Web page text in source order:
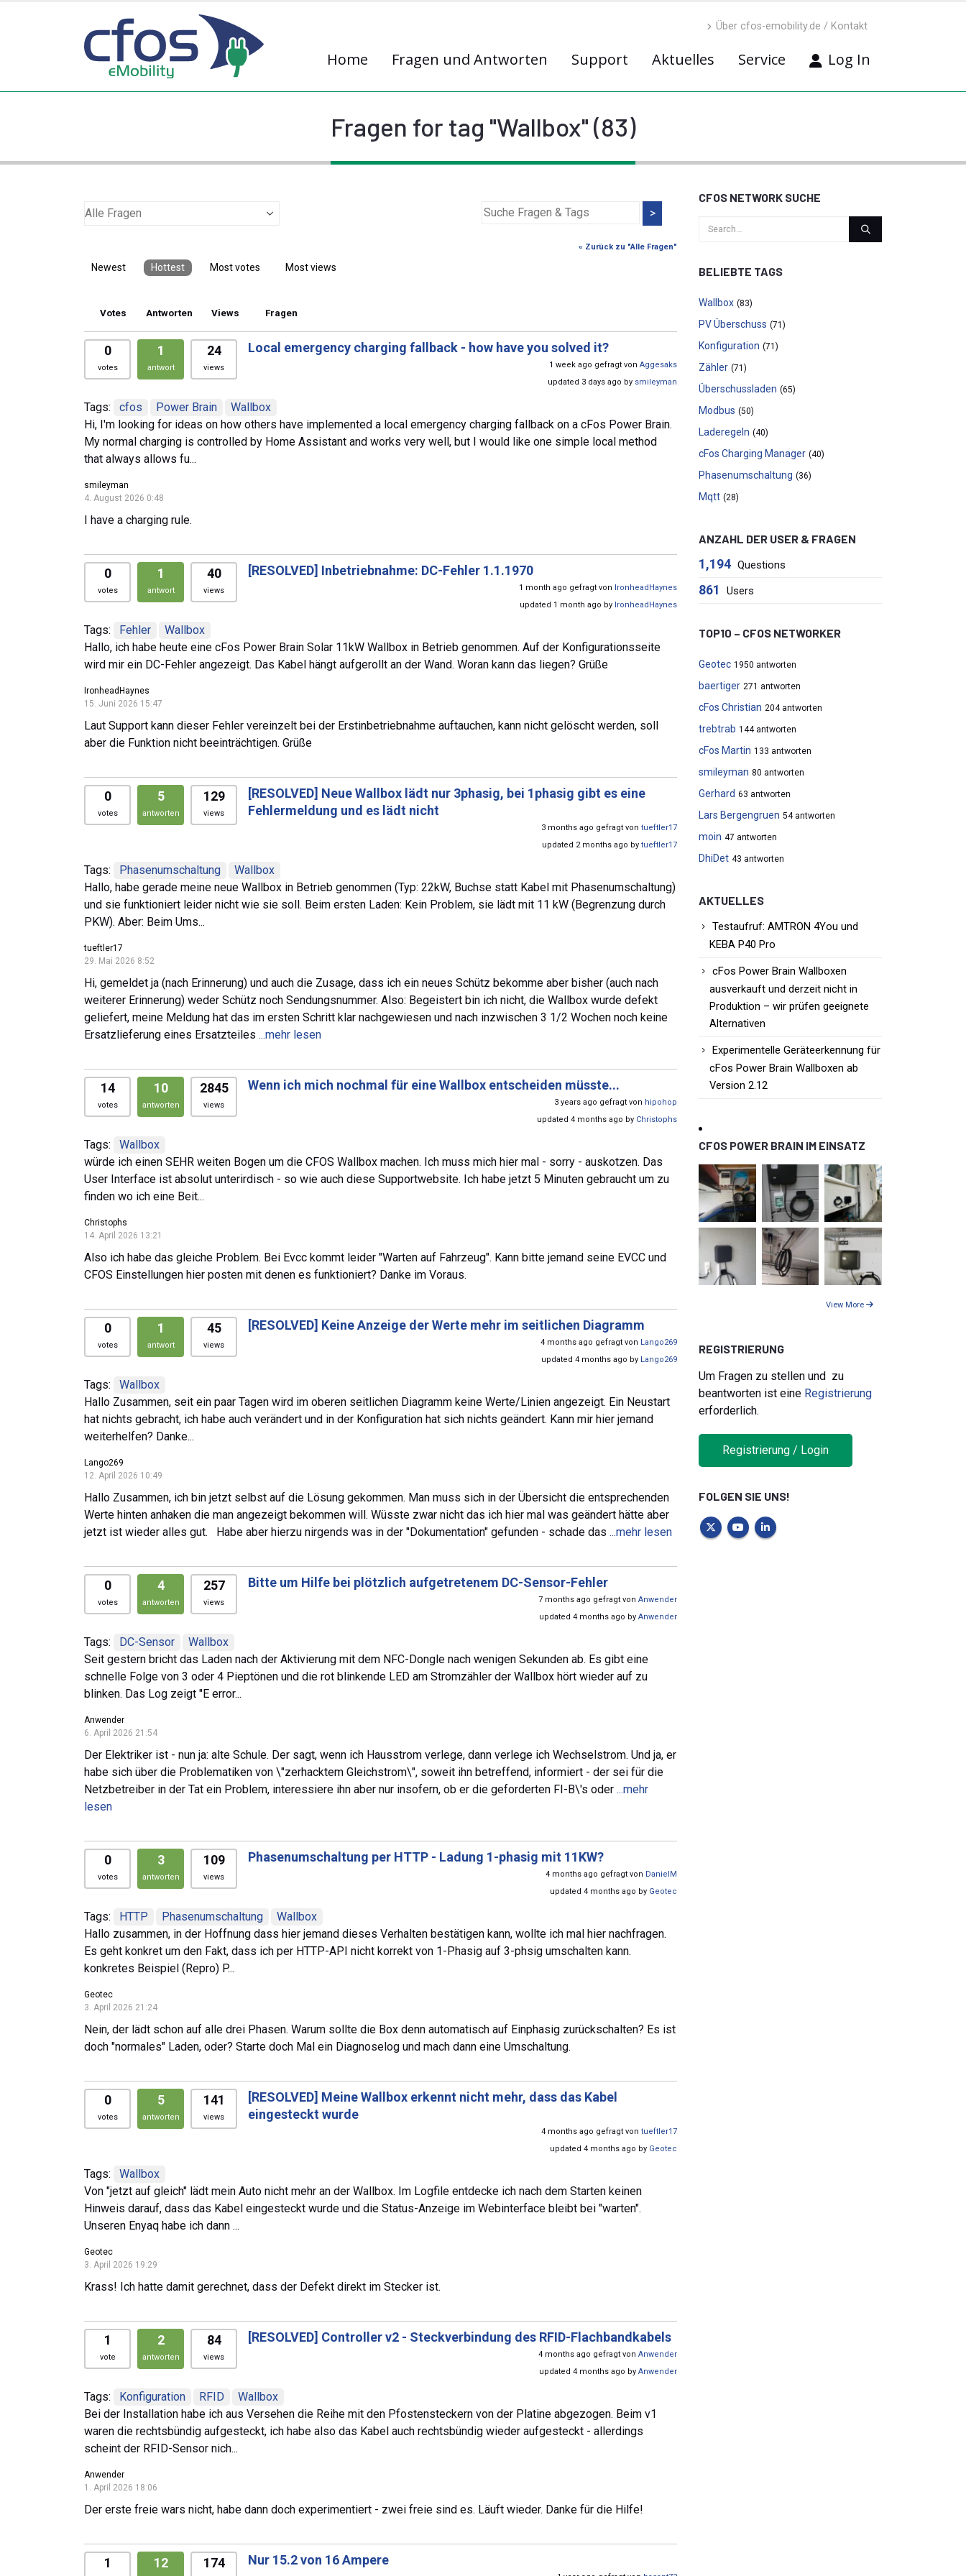
Über cfos-emobility.de / Kontakt
Home Fragen und Antworten Support Aktuelles Service Log In
Fragen for tag "Wallbox" (83)
>
« Zurück zu "Alle Fragen"
Newest Hottest Most votes Most views
Votes Antworten Views Fragen
0
votes
1
antwort
24
views
Local emergency charging fallback - how have you solved it?
1 week ago gefragt von Aggesaks
updated 3 days ago by smileyman
Tags: cfos Power Brain
Wallbox
Hi, I'm looking for ideas on how others have implemented a local emergency charging fallback on a cFos Power Brain.
My normal charging is controlled by Home Assistant and works very well, but I would like one simple local method
that always allows fu...
smileyman
4. August 2026 0:48
I have a charging rule.
0
votes
1
antwort
40
views
[RESOLVED] Inbetriebnahme: DC-Fehler 1.1.1970
1 month ago gefragt von IronheadHaynes
updated 1 month ago by IronheadHaynes
Tags: Fehler
Wallbox
Hallo, ich habe heute eine cFos Power Brain Solar 11kW Wallbox in Betrieb genommen. Auf der Konfigurationsseite
wird mir ein DC-Fehler angezeigt. Das Kabel hängt aufgerollt an der Wand. Woran kann das liegen? Grüße
IronheadHaynes
15. Juni 2026 15:47
Laut Support kann dieser Fehler vereinzelt bei der Erstinbetriebnahme auftauchen, kann nicht gelöscht werden, soll
aber die Funktion nicht beeinträchtigen. Grüße
0
votes
5
antworten
129
views
[RESOLVED] Neue Wallbox lädt nur 3phasig, bei 1phasig gibt es eine
Fehlermeldung und es lädt nicht
3 months ago gefragt von tueftler17
updated 2 months ago by tueftler17
Tags: Phasenumschaltung
Wallbox
Hallo, habe gerade meine neue Wallbox in Betrieb genommen (Typ: 22kW, Buchse statt Kabel mit Phasenumschaltung)
und sie funktioniert leider nicht wie sie soll. Beim ersten Laden: Kein Problem, sie lädt mit 11 kW (Begrenzung durch
PKW). Aber: Beim Ums...
tueftler17
29. Mai 2026 8:52
Hi, gemeldet ja (nach Erinnerung) und auch die Zusage, dass ich ein neues Schütz bekomme aber bisher (auch nach
weiterer Erinnerung) weder Schütz noch Sendungsnummer. Also: Begeistert bin ich nicht, die Wallbox wurde defekt
geliefert, meine Meldung hat das im ersten Schritt klar nachgewiesen und nach inzwischen 3 1/2 Wochen noch keine
Ersatzlieferung eines Ersatzteiles ...mehr lesen
14
votes
10
antworten
2845
views
Wenn ich mich nochmal für eine Wallbox entscheiden müsste...
3 years ago gefragt von hipohop
updated 4 months ago by Christophs
Tags:
Wallbox
würde ich einen SEHR weiten Bogen um die CFOS Wallbox machen. Ich muss mich hier mal - sorry - auskotzen. Das
User Interface ist absolut unterirdisch - so wie auch diese Supportwebsite. Ich habe jetzt 5 Minuten gebraucht um zu
finden wo ich eine Beit...
Christophs
14. April 2026 13:21
Also ich habe das gleiche Problem. Bei Evcc kommt leider "Warten auf Fahrzeug". Kann bitte jemand seine EVCC und
CFOS Einstellungen hier posten mit denen es funktioniert? Danke im Voraus.
0
votes
1
antwort
45
views
[RESOLVED] Keine Anzeige der Werte mehr im seitlichen Diagramm
4 months ago gefragt von Lango269
updated 4 months ago by Lango269
Tags:
Wallbox
Hallo Zusammen, seit ein paar Tagen wird im oberen seitlichen Diagramm keine Werte/Linien angezeigt. Ein Neustart
hat nichts gebracht, ich habe auch verändert und in der Konfiguration hat sich nichts geändert. Kann mir hier jemand
weiterhelfen? Danke...
Lango269
12. April 2026 10:49
Hallo Zusammen, ich bin jetzt selbst auf die Lösung gekommen. Man muss sich in der Übersicht die entsprechenden
Werte hinten anhaken die man angezeigt bekommen will. Wüsste zwar nicht das ich hier mal was geändert hätte aber
jetzt ist wieder alles gut. Habe aber hierzu nirgends was in der "Dokumentation" gefunden - schade das ...mehr lesen
0
votes
4
antworten
257
views
Bitte um Hilfe bei plötzlich aufgetretenem DC-Sensor-Fehler
7 months ago gefragt von Anwender
updated 4 months ago by Anwender
Tags: DC-Sensor
Wallbox
Seit gestern bricht das Laden nach der Aktivierung mit dem NFC-Dongle nach wenigen Sekunden ab. Es gibt eine
schnelle Folge von 3 oder 4 Pieptönen und die rot blinkende LED am Stromzähler der Wallbox hört wieder auf zu
blinken. Das Log zeigt "E error...
Anwender
6. April 2026 21:54
Der Elektriker ist - nun ja: alte Schule. Der sagt, wenn ich Hausstrom verlege, dann verlege ich Wechselstrom. Und ja, er
habe sich über die Problematiken von \"zerhacktem Gleichstrom\", soweit ihn betreffend, informiert - der sei für die
Netzbetreiber in der Tat ein Problem, interessiere ihn aber nur insofern, ob er die geforderten FI-B\'s oder ...mehr
lesen
0
votes
3
antworten
109
views
Phasenumschaltung per HTTP - Ladung 1-phasig mit 11KW?
4 months ago gefragt von DanielM
updated 4 months ago by Geotec
Tags: HTTP Phasenumschaltung
Wallbox
Hallo zusammen, in der Hoffnung dass hier jemand dieses Verhalten bestätigen kann, wollte ich mal hier nachfragen.
Es geht konkret um den Fakt, dass ich per HTTP-API nicht korrekt von 1-Phasig auf 3-phsig umschalten kann.
konkretes Beispiel (Repro) P...
Geotec
3. April 2026 21:24
Nein, der lädt schon auf alle drei Phasen. Warum sollte die Box denn automatisch auf Einphasig zurückschalten? Es ist
doch "normales" Laden, oder? Starte doch Mal ein Diagnoselog und mach dann eine Umschaltung.
0
votes
5
antworten
141
views
[RESOLVED] Meine Wallbox erkennt nicht mehr, dass das Kabel
eingesteckt wurde
4 months ago gefragt von tueftler17
updated 4 months ago by Geotec
Tags:
Wallbox
Von "jetzt auf gleich" lädt mein Auto nicht mehr an der Wallbox. Im Logfile entdecke ich nach dem Starten keinen
Hinweis darauf, dass das Kabel eingesteckt wurde und die Status-Anzeige im Webinterface bleibt bei "warten".
Unseren Enyaq habe ich dann ...
Geotec
3. April 2026 19:29
Krass! Ich hatte damit gerechnet, dass der Defekt direkt im Stecker ist.
1
vote
2
antworten
84
views
[RESOLVED] Controller v2 - Steckverbindung des RFID-Flachbandkabels
4 months ago gefragt von Anwender
updated 4 months ago by Anwender
Tags: Konfiguration RFID
Wallbox
Bei der Installation habe ich aus Versehen die Reihe mit den Pfostensteckern von der Platine abgezogen. Beim v1
waren die rechtsbündig aufgesteckt, ich habe also das Kabel auch rechtsbündig wieder aufgesteckt - allerdings
scheint der RFID-Sensor nich...
Anwender
1. April 2026 18:06
Der erste freie wars nicht, habe dann doch experimentiert - zwei freie sind es. Läuft wieder. Danke für die Hilfe!
1 12 174 Nur 15.2 von 16 Ampere
CFOS NETWORK SUCHE
BELIEBTE TAGS
Wallbox (83)
PV Überschuss (71)
Konfiguration (71)
Zähler (71)
Überschussladen (65)
Modbus (50)
Laderegeln (40)
cFos Charging Manager (40)
Phasenumschaltung (36)
Mqtt (28)
ANZAHL DER USER & FRAGEN
1,194 Questions
861 Users
TOP10 – CFOS NETWORKER
Geotec 1950 antworten
baertiger 271 antworten
cFos Christian 204 antworten
trebtrab 144 antworten
cFos Martin 133 antworten
smileyman 80 antworten
Gerhard 63 antworten
Lars Bergengruen 54 antworten
moin 47 antworten
DhiDet 43 antworten
AKTUELLES
Testaufruf: AMTRON 4You und
KEBA P40 Pro
cFos Power Brain Wallboxen
ausverkauft und derzeit nicht in
Produktion – wir prüfen geeignete
Alternativen
Experimentelle Geräteerkennung für
cFos Power Brain Wallboxen ab
Version 2.12
CFOS POWER BRAIN IM EINSATZ
View More
REGISTRIERUNG
Um Fragen zu stellen und zu
beantworten ist eine Registrierung
erforderlich.
Registrierung / Login
FOLGEN SIE UNS!